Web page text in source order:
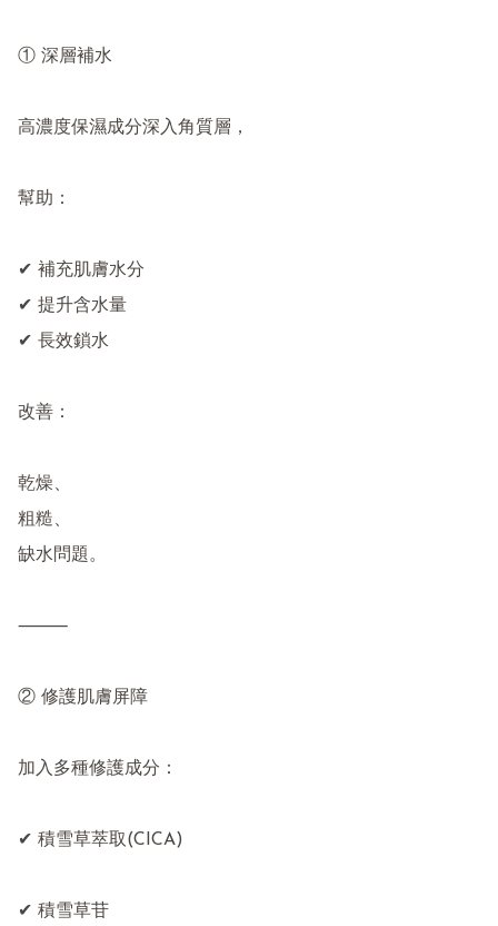
① 深層補水
高濃度保濕成分深入角質層，
幫助：
✔ 補充肌膚水分
✔ 提升含水量
✔ 長效鎖水
改善：
乾燥、
粗糙、
缺水問題。
⸻
② 修護肌膚屏障
加入多種修護成分：
✔ 積雪草萃取(CICA)
✔ 積雪草苷